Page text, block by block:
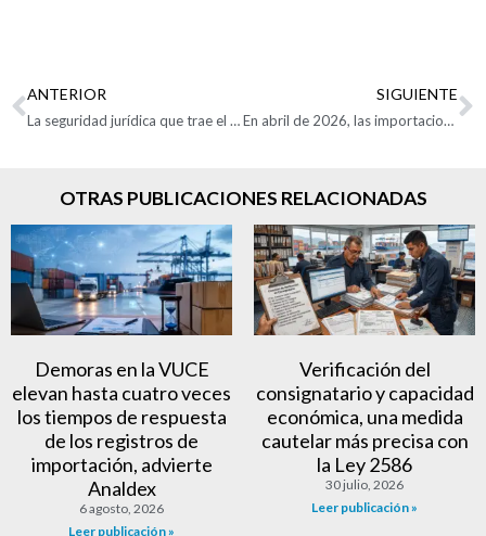
ANTERIOR
La seguridad jurídica que trae el nuevo régimen
SIGUIENTE
En abril de 2026, las importaciones crecieron 15,8%
OTRAS PUBLICACIONES RELACIONADAS
Demoras en la VUCE
elevan hasta cuatro veces
los tiempos de respuesta
de los registros de
importación, advierte
Analdex
6 agosto, 2026
Leer publicación »
Verificación del
consignatario y capacidad
económica, una medida
cautelar más precisa con
la Ley 2586
30 julio, 2026
Leer publicación »